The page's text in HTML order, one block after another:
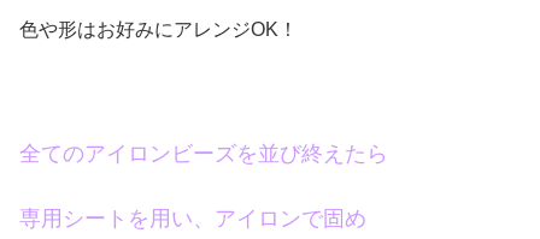
色や形はお好みにアレンジOK！
全てのアイロンビーズを並び終えたら
専用シートを用い、アイロンで固め